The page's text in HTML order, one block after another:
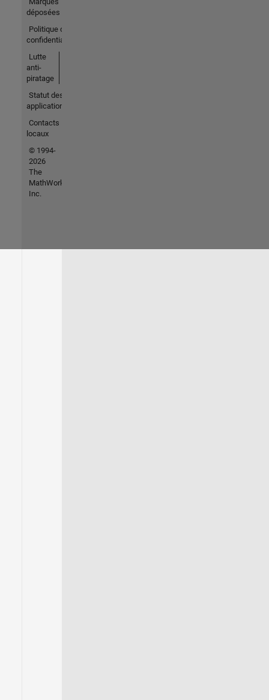
déposées
Politique de
confidentialité
Lutte
anti-
piratage
Statut des
applications
Contacts
locaux
© 1994-
2026
The
MathWorks,
Inc.